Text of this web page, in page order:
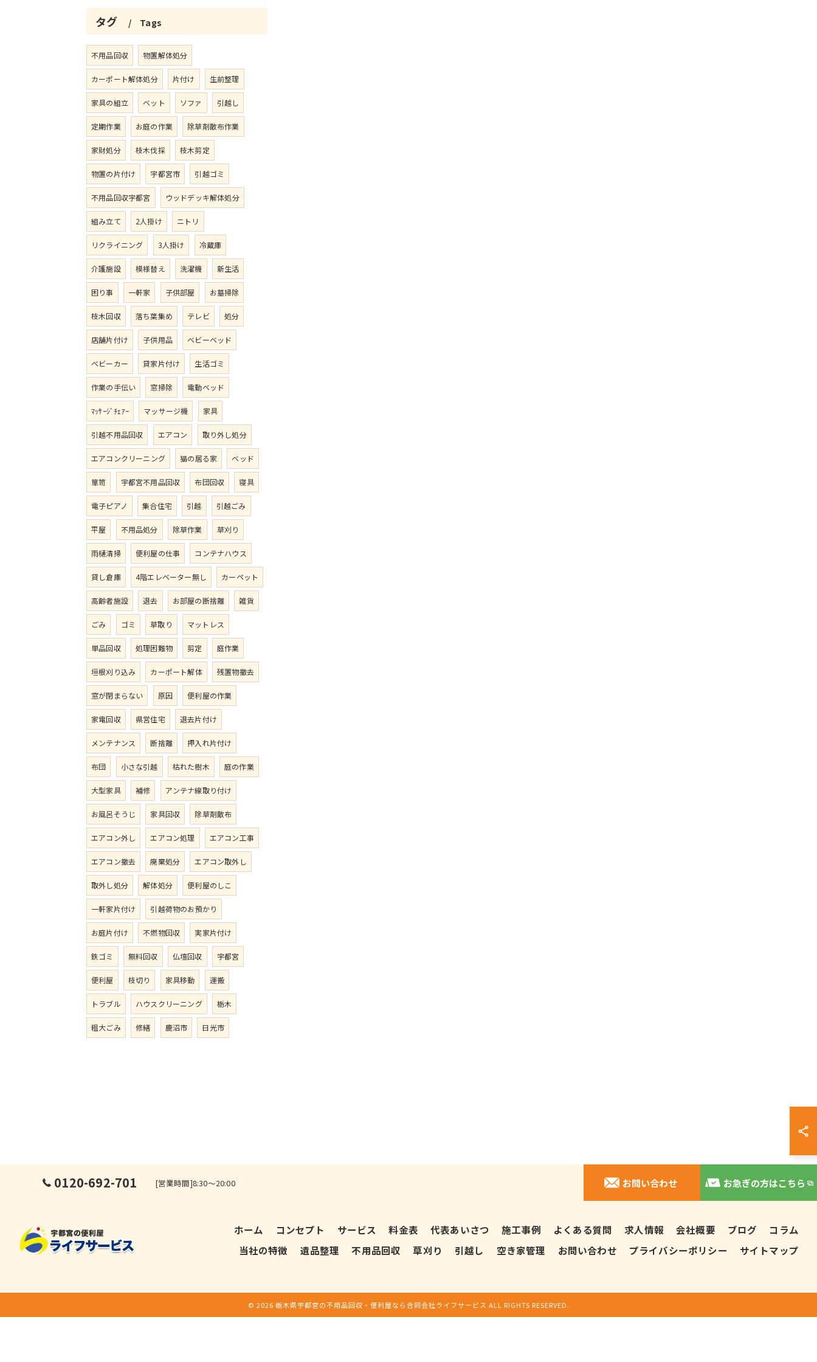
タグ Tags
不用品回収 物置解体処分
カーポート解体処分 片付け 生前整理
家具の組立 ベット ソファ 引越し
定期作業 お庭の作業 除草剤散布作業
家財処分 枝木伐採 枝木剪定
物置の片付け 宇都宮市 引越ゴミ
不用品回収宇都宮 ウッドデッキ解体処分
組み立て 2人掛け ニトリ
リクライニング 3人掛け 冷蔵庫
介護施設 模様替え 洗濯機 新生活
困り事 一軒家 子供部屋 お墓掃除
枝木回収 落ち葉集め テレビ 処分
店舗片付け 子供用品 ベビーベッド
ベビーカー 貸家片付け 生活ゴミ
作業の手伝い 窓掃除 電動ベッド
ﾏｯｻｰｼﾞﾁｪｱｰ マッサージ機 家具
引越不用品回収 エアコン 取り外し処分
エアコンクリーニング 猫の居る家 ベッド
箪笥 宇都宮不用品回収 布団回収 寝具
電子ピアノ 集合住宅 引越 引越ごみ
平屋 不用品処分 除草作業 草刈り
雨樋清掃 便利屋の仕事 コンテナハウス
貸し倉庫 4階エレベーター無し カーペット
高齢者施設 退去 お部屋の断捨離 雑貨
ごみ ゴミ 草取り マットレス
単品回収 処理困難物 剪定 庭作業
垣根刈り込み カーポート解体 残置物撤去
窓が閉まらない 原因 便利屋の作業
家電回収 県営住宅 退去片付け
メンテナンス 断捨離 押入れ片付け
布団 小さな引越 枯れた樹木 庭の作業
大型家具 補修 アンテナ線取り付け
お風呂そうじ 家具回収 除草剤散布
エアコン外し エアコン処理 エアコン工事
エアコン撤去 廃棄処分 エアコン取外し
取外し処分 解体処分 便利屋のしこ
一軒家片付け 引越荷物のお預かり
お庭片付け 不燃物回収 実家片付け
鉄ゴミ 無料回収 仏壇回収 宇都宮
便利屋 枝切り 家具移動 運搬
トラブル ハウスクリーニング 栃木
粗大ごみ 修繕 鹿沼市 日光市
0120-692-701 [営業時間]8:30～20:00 お問い合わせ お急ぎの方はこちら
ホーム コンセプト サービス 料金表 代表あいさつ 施工事例 よくある質問 求人情報 会社概要 ブログ
コラム
当社の特徴
遺品整理 不用品回収 草刈り 引越し 空き家管理 お問い合わせ プライバシーポリシー サイトマップ
© 2026 栃木県宇都宮の不用品回収・便利屋なら合同会社ライフサービス ALL RIGHTS RESERVED.